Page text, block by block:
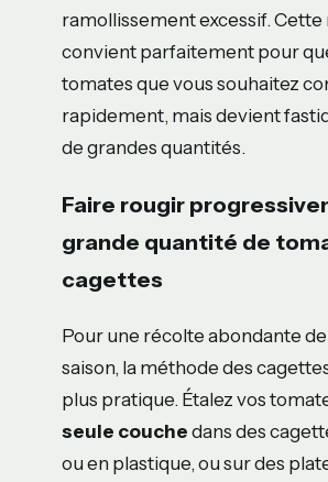
ramollissement excessif.
convient parfaitement pour
tomates que vous souhaitez
rapidement, mais devient
de grandes quantités.
Faire rougir
grande quantité de
cagettes
Pour une récolte abondante
saison, la méthode des
plus pratique. Étalez vos
seule couche dans des
ou en plastique, ou sur des